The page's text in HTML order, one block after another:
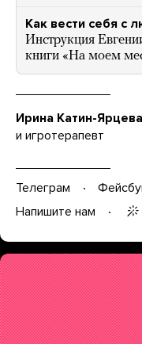
Как вести себя с
Инструкция
книги «На моем
Ирина Катин-Ярцева
и игротерапевт
Телеграм
Напишите нам